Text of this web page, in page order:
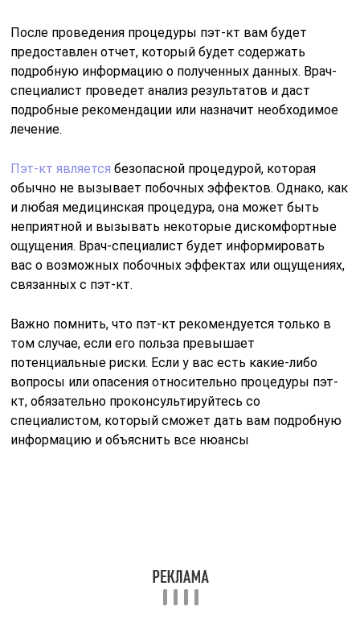
ПЭТ/КТ по ОМС
ПЭТ/КТ — позитронно-эмиссионная томография,
Этот вид диагностики позволяет определить на
молекулярном уровне наличие патологии в любом
органе, в том числе определить наличие
онкологических опухолей на бессимптомной стадии.
Как записаться на ПЭТ/КТ бесплатно
Получите направление от лечащего врача-
онколога или гематолога, работающего в